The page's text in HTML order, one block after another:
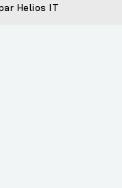
Helios IT